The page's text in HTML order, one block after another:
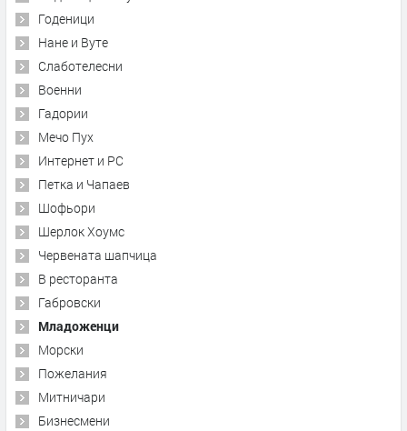
Годеници
Нане и Вуте
Слаботелесни
Военни
Гадории
Мечо Пух
Интернет и PC
Петка и Чапаев
Шофьори
Шерлок Хоумс
Червената шапчица
В ресторанта
Габровски
Младоженци
Морски
Пожелания
Митничари
Бизнесмени